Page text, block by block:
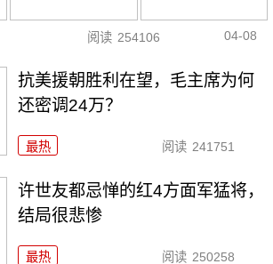
阅读 254106 04-08
抗美援朝胜利在望，毛主席为何
还密调24万？
最热 阅读 241751
许世友都忌惮的红4方面军猛将，
结局很悲惨
最热 阅读 250258